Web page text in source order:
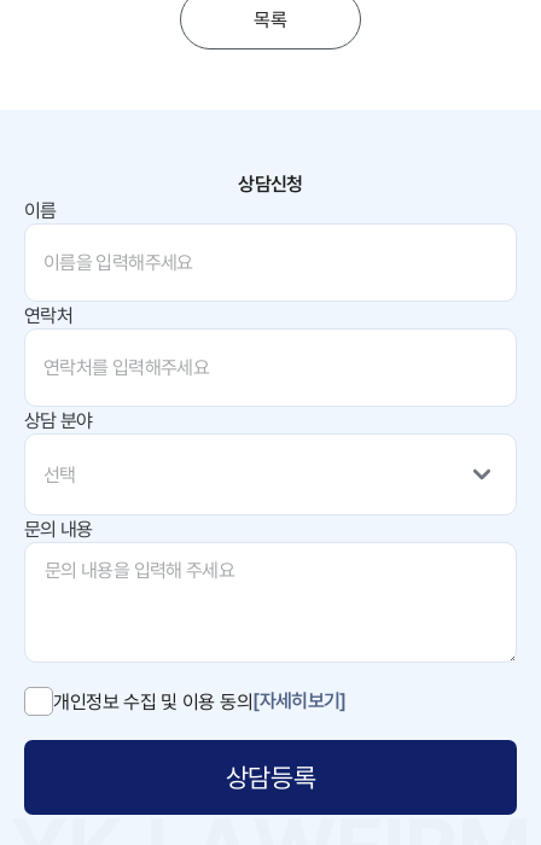
목록
상담신청
이름
연락처
상담 분야
선택
문의 내용
개인정보 수집 및 이용 동의[자세히보기]
상담등록